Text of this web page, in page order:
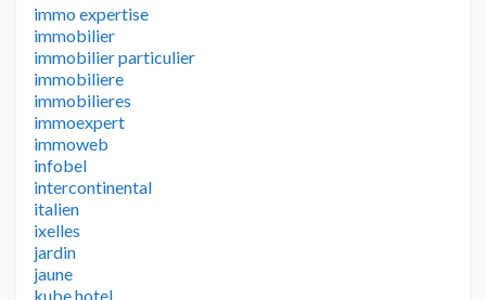
immo expertise
immobilier
immobilier particulier
immobiliere
immobilieres
immoexpert
immoweb
infobel
intercontinental
italien
ixelles
jardin
jaune
kube hotel